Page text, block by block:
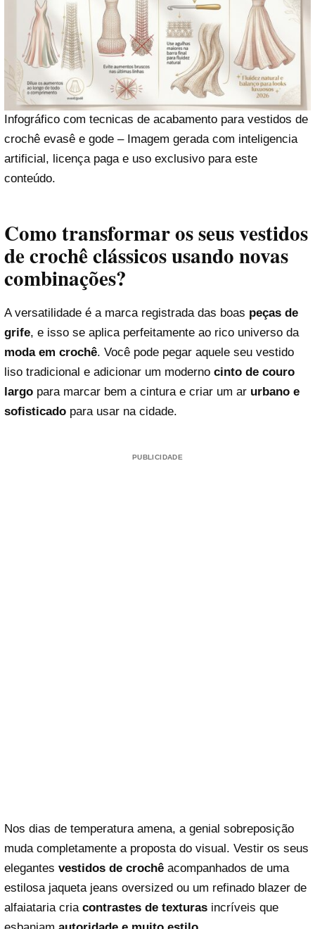
Infográfico com tecnicas de acabamento para vestidos de
crochê evasê e gode – Imagem gerada com inteligencia
artificial, licença paga e uso exclusivo para este
conteúdo.
Como transformar os seus vestidos
de crochê clássicos usando novas
combinações?
A versatilidade é a marca registrada das boas peças de
grife, e isso se aplica perfeitamente ao rico universo da
moda em crochê. Você pode pegar aquele seu vestido
liso tradicional e adicionar um moderno cinto de couro
largo para marcar bem a cintura e criar um ar urbano e
sofisticado para usar na cidade.
PUBLICIDADE
Nos dias de temperatura amena, a genial sobreposição
muda completamente a proposta do visual. Vestir os seus
elegantes vestidos de crochê acompanhados de uma
estilosa jaqueta jeans oversized ou um refinado blazer de
alfaiataria cria contrastes de texturas incríveis que